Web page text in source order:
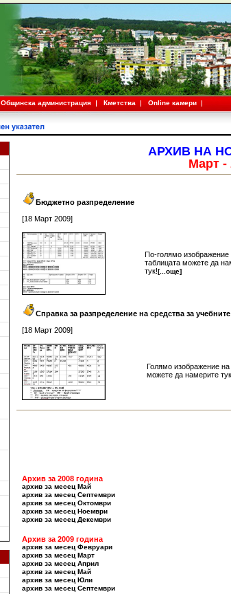
Общинска администрация Кметства Online камери
АРХИВ НА
Март -
Бюджетно разпределение
[18 Март 2009]
По-голямо изображение
таблицата можете да
тук![...още]
Справка за разпределение на средства за
[18 Март 2009]
Голямо изображение на
можете да намерите
Архив за 2008 година
архив за месец Май
архив за месец Септември
архив за месец Октомври
архив за месец Ноември
архив за месец Декември
Архив за 2009 година
архив за месец Февруари
архив за месец Март
архив за месец Април
архив за месец Май
архив за месец Юли
архив за месец Септември